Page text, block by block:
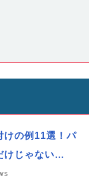
けの例11選！パ
けじゃない…